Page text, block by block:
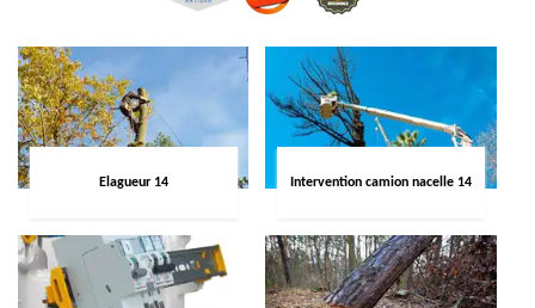
Elagueur 14 Intervention camion nacelle 14